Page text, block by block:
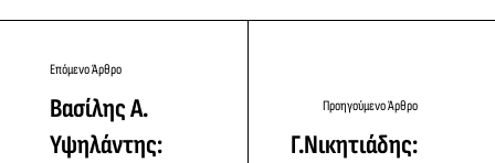
Επόμενο Άρθρο
Βασίλης Α.
Υψηλάντης:
Προηγούμενο Άρθρο
Γ.Νικητιάδης: